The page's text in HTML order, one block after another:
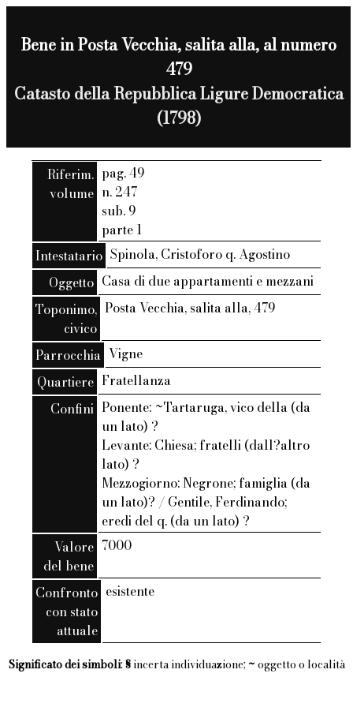
Bene in Posta Vecchia, salita alla, al numero
479
Catasto della Repubblica Ligure Democratica
(1798)
Riferim.
volume
pag. 49
n. 247
sub. 9
parte 1
Intestatario Spinola, Cristoforo q. Agostino
Oggetto Casa di due appartamenti e mezzani
Toponimo,
civico
Posta Vecchia, salita alla, 479
Parrocchia Vigne
Quartiere Fratellanza
Confini Ponente: ~Tartaruga, vico della (da
un lato) ?
Levante: Chiesa; fratelli (dall?altro
lato) ?
Mezzogiorno: Negrone; famiglia (da
un lato)? / Gentile, Ferdinando;
eredi del q. (da un lato) ?
Valore
del bene
7000
Confronto
con stato
attuale
esistente
Significato dei simboli: §incerta individuazione; ~ oggetto o località